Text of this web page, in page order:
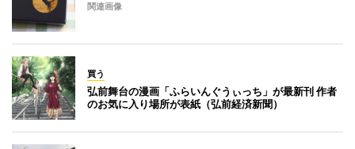
関連画像
買う
弘前舞台の漫画「ふらいんぐうぃっち」が最新刊 作者
のお気に入り場所が表紙（弘前経済新聞）